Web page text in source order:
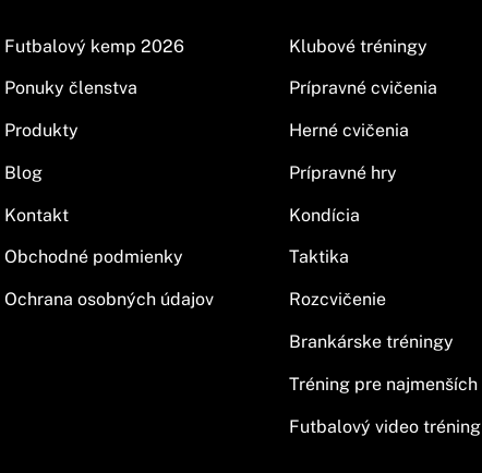
Futbalový kemp 2026
Ponuky členstva
Produkty
Blog
Kontakt
Obchodné podmienky
Ochrana osobných údajov
Klubové tréningy
Prípravné cvičenia
Herné cvičenia
Prípravné hry
Kondícia
Taktika
Rozcvičenie
Brankárske tréningy
Tréning pre najmenších
Futbalový video tréning